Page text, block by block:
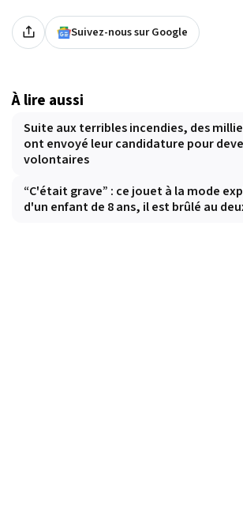
Suivez-nous sur Google
À lire aussi
Suite aux terribles incendies, des
ont envoyé leur candidature pour
volontaires
“C'était grave” : ce jouet à la mode
d'un enfant de 8 ans, il est brûlé au